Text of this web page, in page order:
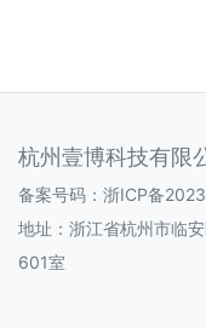
杭州壹博科技有限
备案号码： 浙ICP备
地址：浙江省杭州市临
601室